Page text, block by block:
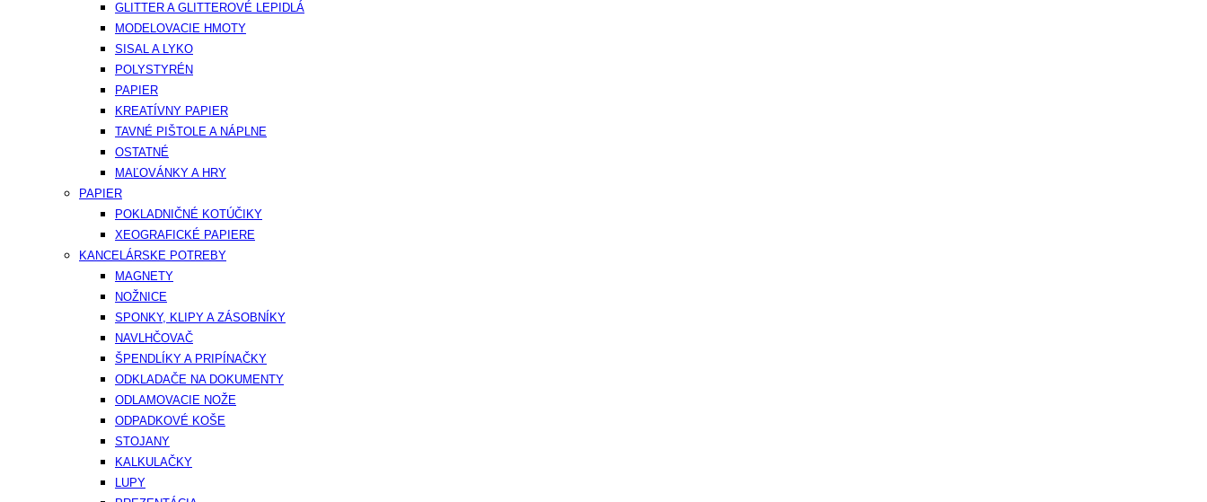
GLITTER A GLITTEROVÉ LEPIDLÁ
MODELOVACIE HMOTY
SISAL A LYKO
POLYSTYRÉN
PAPIER
KREATÍVNY PAPIER
TAVNÉ PIŠTOLE A NÁPLNE
OSTATNÉ
MAĽOVÁNKY A HRY
PAPIER
POKLADNIČNÉ KOTÚČIKY
XEOGRAFICKÉ PAPIERE
KANCELÁRSKE POTREBY
MAGNETY
NOŽNICE
SPONKY, KLIPY A ZÁSOBNÍKY
NAVLHČOVAČ
ŠPENDLÍKY A PRIPÍNAČKY
ODKLADAČE NA DOKUMENTY
ODLAMOVACIE NOŽE
ODPADKOVÉ KOŠE
STOJANY
KALKULAČKY
LUPY